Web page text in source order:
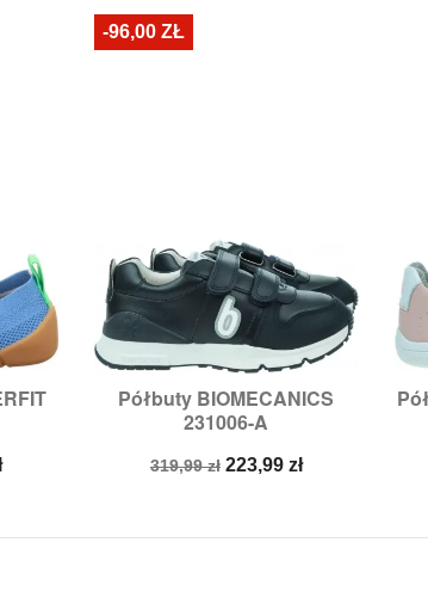
Półbuty BIOMECANICS
231006-A
Cena
319,99 zł Cena
223,99 zł
Szybki podgląd
Rozmiary:29
-96,00 ZŁ